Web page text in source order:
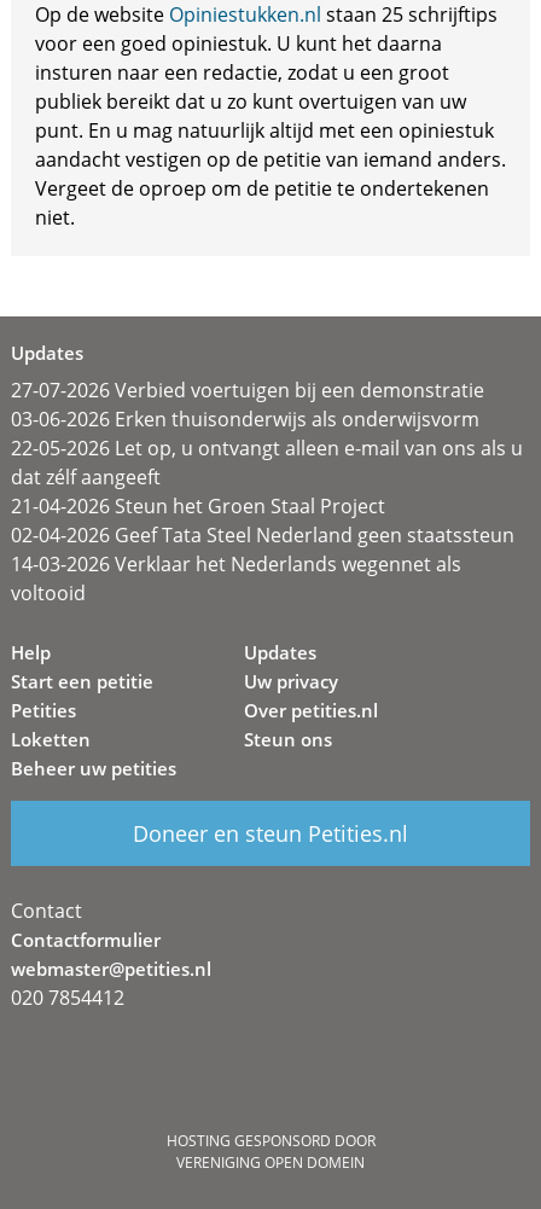
Op de website Opiniestukken.nl staan 25 schrijftips
voor een goed opiniestuk. U kunt het daarna
insturen naar een redactie, zodat u een groot
publiek bereikt dat u zo kunt overtuigen van uw
punt. En u mag natuurlijk altijd met een opiniestuk
aandacht vestigen op de petitie van iemand anders.
Vergeet de oproep om de petitie te ondertekenen
niet.
Updates
27-07-2026 Verbied voertuigen bij een demonstratie
03-06-2026 Erken thuisonderwijs als onderwijsvorm
22-05-2026 Let op, u ontvangt alleen e-mail van ons als u
dat zélf aangeeft
21-04-2026 Steun het Groen Staal Project
02-04-2026 Geef Tata Steel Nederland geen staatssteun
14-03-2026 Verklaar het Nederlands wegennet als
voltooid
Help
Start een petitie
Petities
Loketten
Beheer uw petities
Updates
Uw privacy
Over petities.nl
Steun ons
Doneer en steun Petities.nl
Contact
Contactformulier
webmaster@petities.nl
020 7854412
HOSTING GESPONSORD DOOR
VERENIGING OPEN DOMEIN